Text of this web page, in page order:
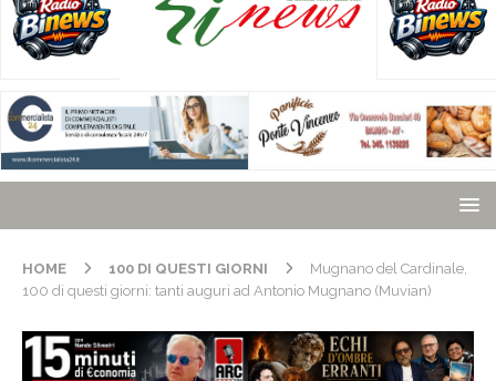
HOME 100 DI QUESTI GIORNI
Mugnano del Cardinale,
100 di questi giorni: tanti auguri ad Antonio Mugnano (Muvian)